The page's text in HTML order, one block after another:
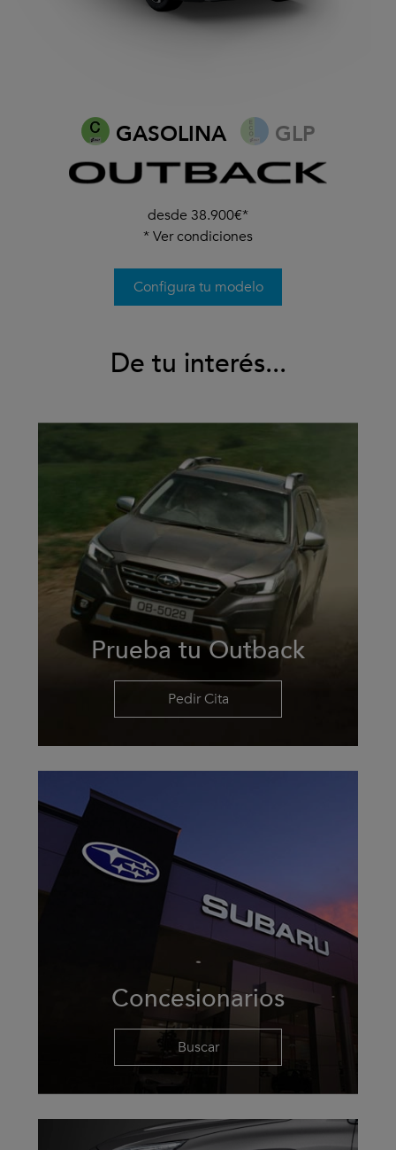
GASOLINA GLP
desde 38.900€*
*Ver condiciones
Configura tu modelo
De tu interés...
Prueba tu Outback
Pedir Cita
Concesionarios
Buscar